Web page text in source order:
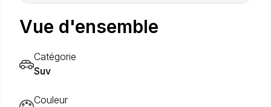
Vue d'ensemble
Catégorie
Suv
Couleur